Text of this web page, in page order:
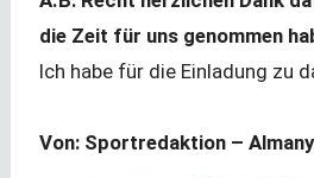
die Zeit für uns genommen
Ich habe für die Einladung zu
Von: Sportredaktion –